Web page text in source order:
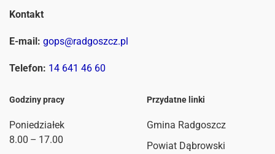
Kontakt
E-mail: gops@radgoszcz.pl
Telefon: 14 641 46 60
Godziny pracy
Poniedziałek
8.00 – 17.00
Przydatne linki
Gmina Radgoszcz
Powiat Dąbrowski